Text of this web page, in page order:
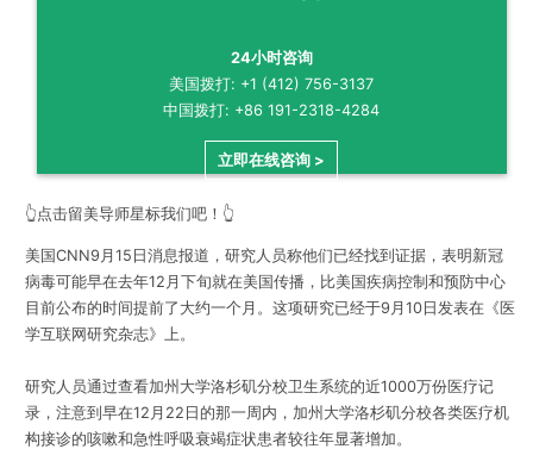
24小时咨询
美国拨打: +1 (412) 756-3137
中国拨打: +86 191-2318-4284
立即在线咨询 >
👆点击留美导师星标我们吧！👆
美国CNN9 月 15 日消息报道，研究人员称他们已经找到证据，表明新冠
病毒可能早在去年12 月下旬就在美国传播，比美国疾病控制和预防中心
目前公布的时间提前了大约一个月。这项研究已经于9 月 10日发表在《医
学互联网研究杂志》上。
研究人员通过查看加州大学洛杉矶分校卫生系统的近1000万份医疗记
录，注意到早在12 月 22 日的那一周内，加州大学洛杉矶分校各类医疗机
构接诊的咳嗽和急性呼吸衰竭症状患者较往年显著增加。